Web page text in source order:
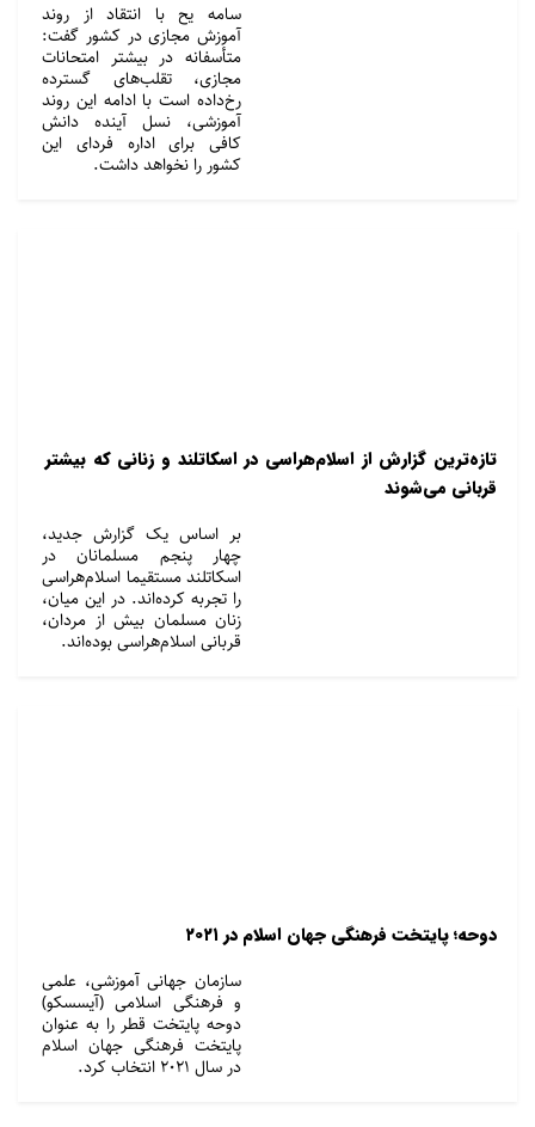
سامه یح با انتقاد از روند
آموزش مجازی در کشور گفت:
متأسفانه در بیشتر امتحانات
مجازی، تقلب‌های گسترده
رخ‌داده است با ادامه این روند
آموزشی، نسل آینده دانش
کافی برای اداره فردای این
کشور را نخواهد داشت.
تازه‌ترین گزارش از اسلام‌هراسی در اسکاتلند و زنانی که بیشتر
قربانی می‌شوند
بر اساس یک گزارش جدید،
چهار پنجم مسلمانان در
اسکاتلند مستقیما اسلام‌هراسی
را تجربه کرده‌اند. در این میان،
زنان مسلمان بیش از مردان،
قربانی اسلام‌هراسی بوده‌اند.
دوحه؛ پایتخت فرهنگی جهان اسلام در ۲۰۲۱
سازمان جهانی آموزشی، علمی
و فرهنگی اسلامی (آيسسكو)
دوحه پایتخت قطر را به عنوان
پایتخت فرهنگی جهان اسلام
در سال ۲۰۲۱ انتخاب کرد.